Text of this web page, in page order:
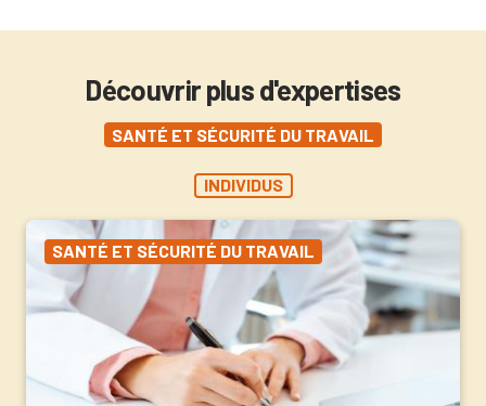
Découvrir plus d'expertises
SANTÉ ET SÉCURITÉ DU TRAVAIL
INDIVIDUS
SANTÉ ET SÉCURITÉ DU TRAVAIL